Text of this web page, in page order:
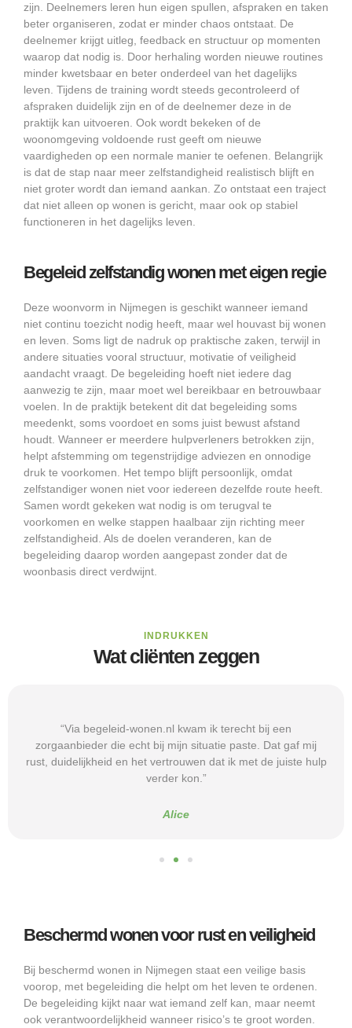
zijn. Deelnemers leren hun eigen spullen, afspraken en taken
beter organiseren, zodat er minder chaos ontstaat. De
deelnemer krijgt uitleg, feedback en structuur op momenten
waarop dat nodig is. Door herhaling worden nieuwe routines
minder kwetsbaar en beter onderdeel van het dagelijks
leven. Tijdens de training wordt steeds gecontroleerd of
afspraken duidelijk zijn en of de deelnemer deze in de
praktijk kan uitvoeren. Ook wordt bekeken of de
woonomgeving voldoende rust geeft om nieuwe
vaardigheden op een normale manier te oefenen. Belangrijk
is dat de stap naar meer zelfstandigheid realistisch blijft en
niet groter wordt dan iemand aankan. Zo ontstaat een traject
dat niet alleen op wonen is gericht, maar ook op stabiel
functioneren in het dagelijks leven.
Begeleid zelfstandig wonen met eigen regie
Deze woonvorm in Nijmegen is geschikt wanneer iemand
niet continu toezicht nodig heeft, maar wel houvast bij wonen
en leven. Soms ligt de nadruk op praktische zaken, terwijl in
andere situaties vooral structuur, motivatie of veiligheid
aandacht vraagt. De begeleiding hoeft niet iedere dag
aanwezig te zijn, maar moet wel bereikbaar en betrouwbaar
voelen. In de praktijk betekent dit dat begeleiding soms
meedenkt, soms voordoet en soms juist bewust afstand
houdt. Wanneer er meerdere hulpverleners betrokken zijn,
helpt afstemming om tegenstrijdige adviezen en onnodige
druk te voorkomen. Het tempo blijft persoonlijk, omdat
zelfstandiger wonen niet voor iedereen dezelfde route heeft.
Samen wordt gekeken wat nodig is om terugval te
voorkomen en welke stappen haalbaar zijn richting meer
zelfstandigheid. Als de doelen veranderen, kan de
begeleiding daarop worden aangepast zonder dat de
woonbasis direct verdwijnt.
INDRUKKEN
Wat cliënten zeggen
“Via begeleid-wonen.nl kwam ik terecht bij een
zorgaanbieder die echt bij mijn situatie paste. Dat gaf mij
rust, duidelijkheid en het vertrouwen dat ik met de juiste hulp
verder kon.”
Alice
Beschermd wonen voor rust en veiligheid
Bij beschermd wonen in Nijmegen staat een veilige basis
voorop, met begeleiding die helpt om het leven te ordenen.
De begeleiding kijkt naar wat iemand zelf kan, maar neemt
ook verantwoordelijkheid wanneer risico’s te groot worden.